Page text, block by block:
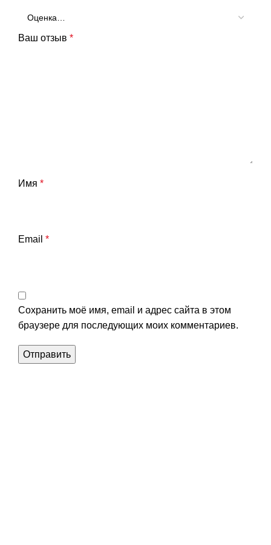
Ваш отзыв *
Имя *
Email *
Сохранить моё имя, email и адрес сайта в этом
браузере для последующих моих комментариев.